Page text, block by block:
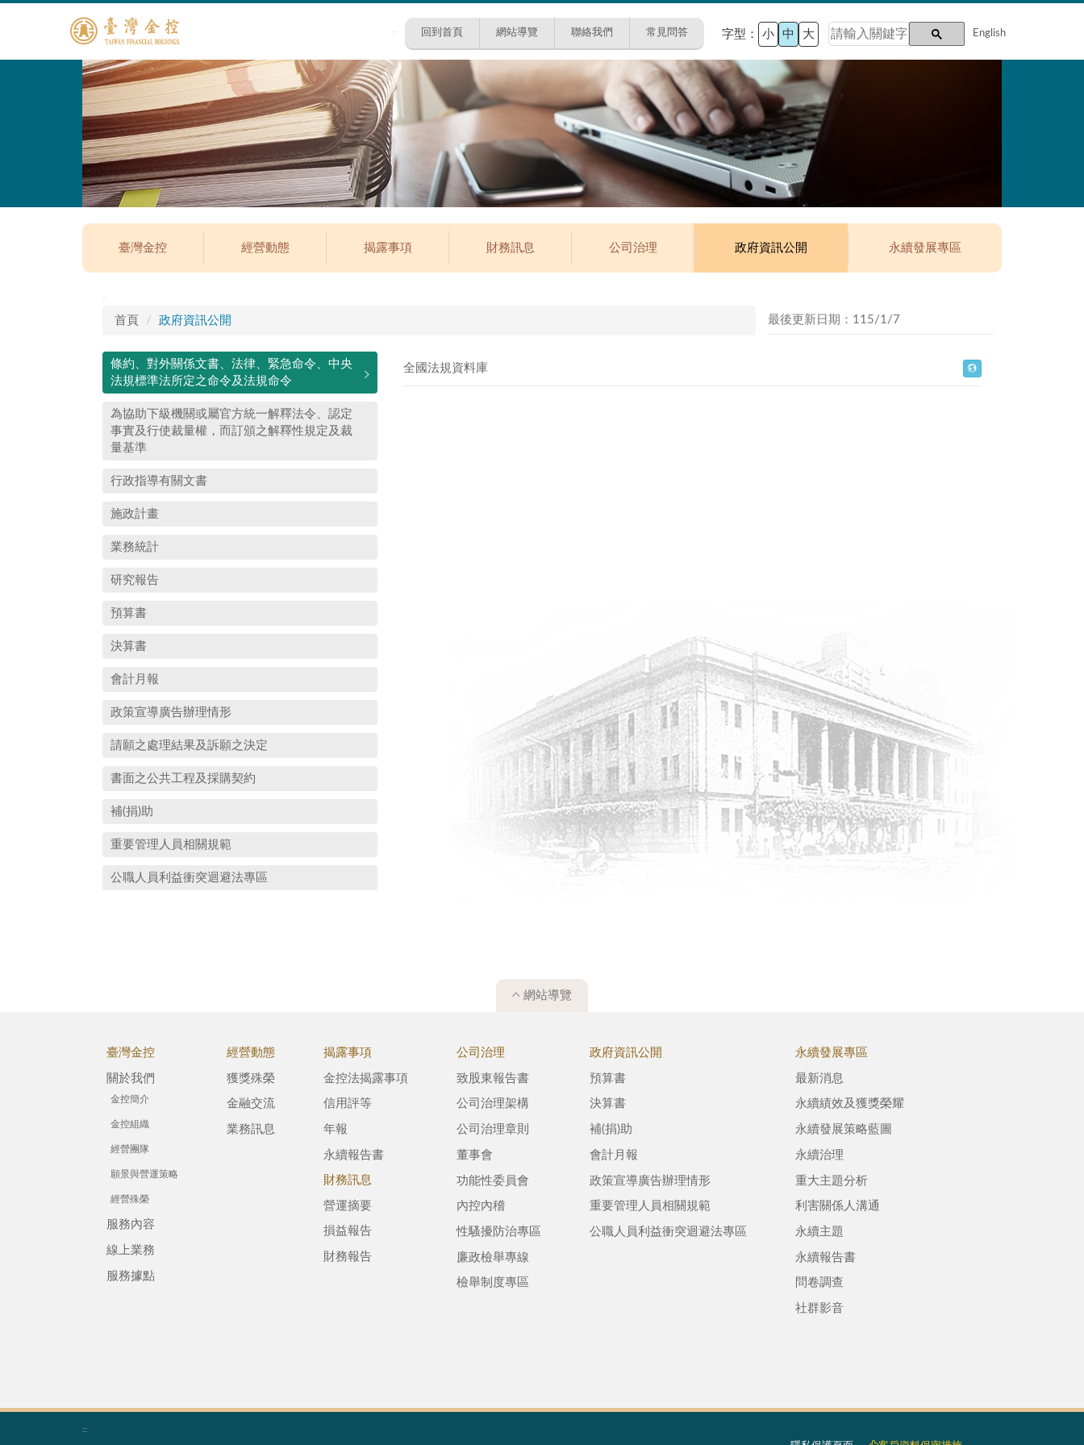
回到首頁 網站導覽 聯絡我們 常見問答 字型： 小 中 大 English
臺灣金控 經營動態 揭露事項 財務訊息 公司治理 政府資訊公開 永續發展專區
首頁 政府資訊公開 最後更新日期：115/1/7
條約、對外關係文書、法律、緊急命令、中央
法規標準法所定之命令及法規命令
為協助下級機關或屬官方統一解釋法令、認定
事實及行使裁量權，而訂頒之解釋性規定及裁
量基準
行政指導有關文書
施政計畫
業務統計
研究報告
預算書
決算書
會計月報
政策宣導廣告辦理情形
請願之處理結果及訴願之決定
書面之公共工程及採購契約
補(捐)助
重要管理人員相關規範
公職人員利益衝突迴避法專區
全國法規資料庫
網站導覽
臺灣金控
關於我們
金控簡介
金控組織
經營團隊
願景與營運策略
經營殊榮
服務內容
線上業務
服務據點
經營動態
獲獎殊榮
金融交流
業務訊息
揭露事項
金控法揭露事項
信用評等
年報
永續報告書
財務訊息
營運摘要
損益報告
財務報告
公司治理
致股東報告書
公司治理架構
公司治理章則
董事會
功能性委員會
內控內稽
性騷擾防治專區
廉政檢舉專線
檢舉制度專區
政府資訊公開
預算書
決算書
補(捐)助
會計月報
政策宣導廣告辦理情形
重要管理人員相關規範
公職人員利益衝突迴避法專區
永續發展專區
最新消息
永續績效及獲獎榮耀
永續發展策略藍圖
永續治理
重大主題分析
利害關係人溝通
永續主題
永續報告書
問卷調查
社群影音
:::